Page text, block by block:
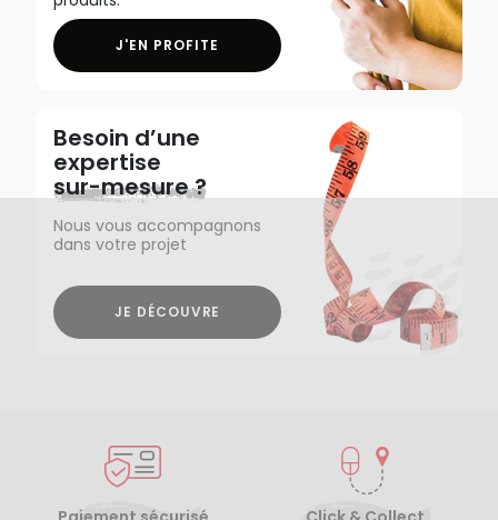
J'EN PROFITE
Besoin d’une
expertise
sur-mesure ?
Nous vous accompagnons
dans votre projet
JE DÉCOUVRE